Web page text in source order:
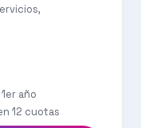
año
12 cuotas